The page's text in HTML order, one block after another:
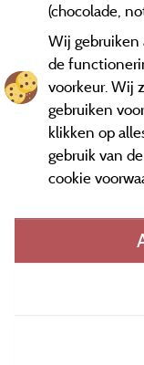
(chocolade,
Wij gebruiken
de
voorkeur. Wij
gebruiken
klikken op
gebruik van
cookie